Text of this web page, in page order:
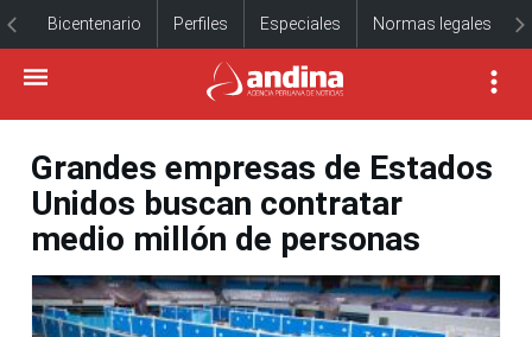
Bicentenario Perfiles Especiales Normas legales
Grandes empresas de Estados
Unidos buscan contratar
medio millón de personas